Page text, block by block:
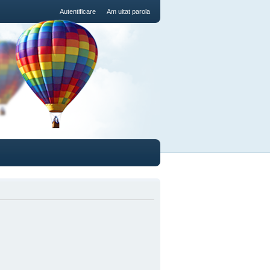
Autentificare Am uitat parola